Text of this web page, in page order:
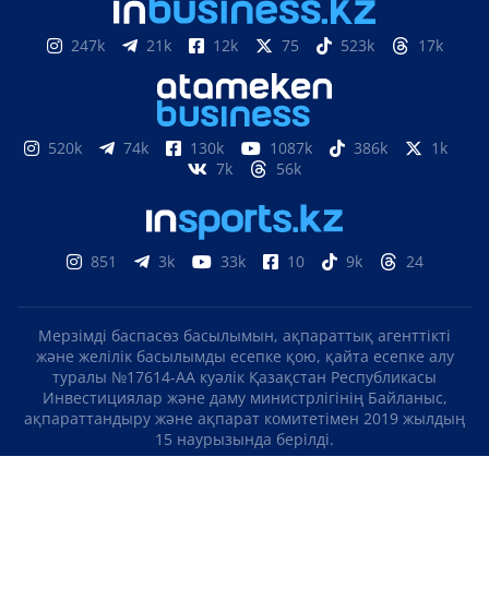
247k 21k 12k 75 523k 17k
520k 74k 130k 1087k 386k
1k
7k
56k
851 3k 33k 10 9k 24
Мерзімді баспасөз басылымын, ақпараттық агенттікті
және желілік басылымды есепке қою, қайта есепке алу
туралы №17614-АА куәлік Қазақстан Республикасы
Инвестициялар және даму министрлігінің Байланыс,
ақпараттандыру және ақпарат комитетімен 2019 жылдың
15 наурызында берілді.